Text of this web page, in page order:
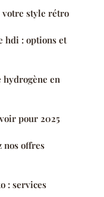
votre style rétro
hdi : options et
en
pour 2025
nos offres
: services